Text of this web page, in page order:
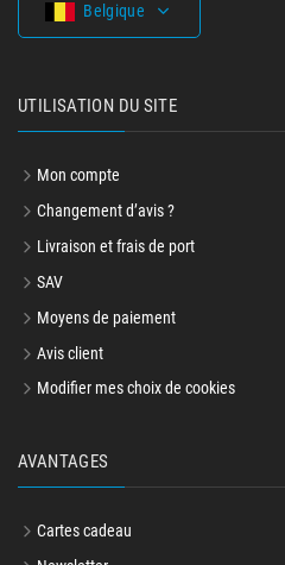
Belgique
UTILISATION DU SITE
Mon compte
Changement d’avis ?
Livraison et frais de port
SAV
Moyens de paiement
Avis client
Modifier mes choix de cookies
AVANTAGES
Cartes cadeau